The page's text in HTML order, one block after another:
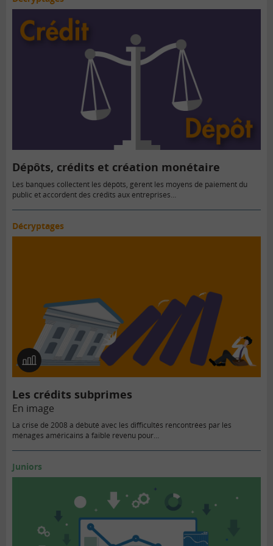
Dépôts, crédits et création monétaire
Les banques collectent les dépôts, gèrent les moyens de paiement du
public et accordent des crédits aux entreprises…
Décryptages
En
image
Les crédits subprimes
En image
La crise de 2008 a débuté avec les difficultés rencontrées par les
ménages américains à faible revenu pour…
Juniors